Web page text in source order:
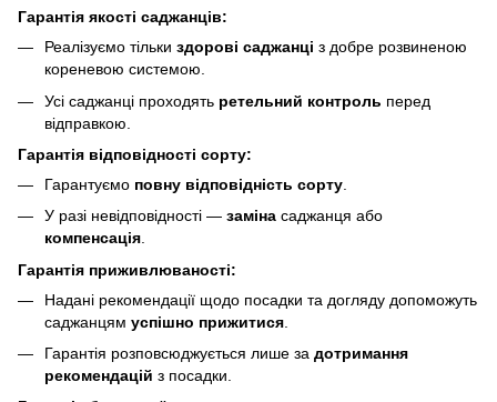
Гарантія якості саджанців:
Реалізуємо тільки здорові саджанці з добре розвиненою
кореневою системою.
Усі саджанці проходять ретельний контроль перед
відправкою.
Гарантія відповідності сорту:
Гарантуємо повну відповідність сорту
У разі невідповідності — заміна саджанця або
компенсація.
Гарантія приживлюваності:
Надані рекомендації щодо посадки та догляду допоможуть
саджанцям успішно прижитися
Гарантія розповсюджується лише за дотримання
рекомендацій з посадки.